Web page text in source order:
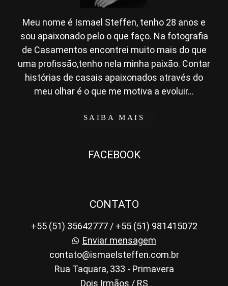
Meu nome é Ismael Steffen, tenho 28 anos e
sou apaixonado pelo o que faço. Na fotografia
de Casamentos encontrei muito mais do que
uma profissão,tenho nela minha paixão. Contar
histórias de casais apaixonados através do
meu olhar é o que me motiva a evoluir...
SAIBA MAIS
FACEBOOK
CONTATO
+55 (51) 35642777 / +55 (51) 981415072
Enviar mensagem
contato@ismaelsteffen.com.br
Rua Taquara, 333 - Primavera
Dois Irmãos / RS